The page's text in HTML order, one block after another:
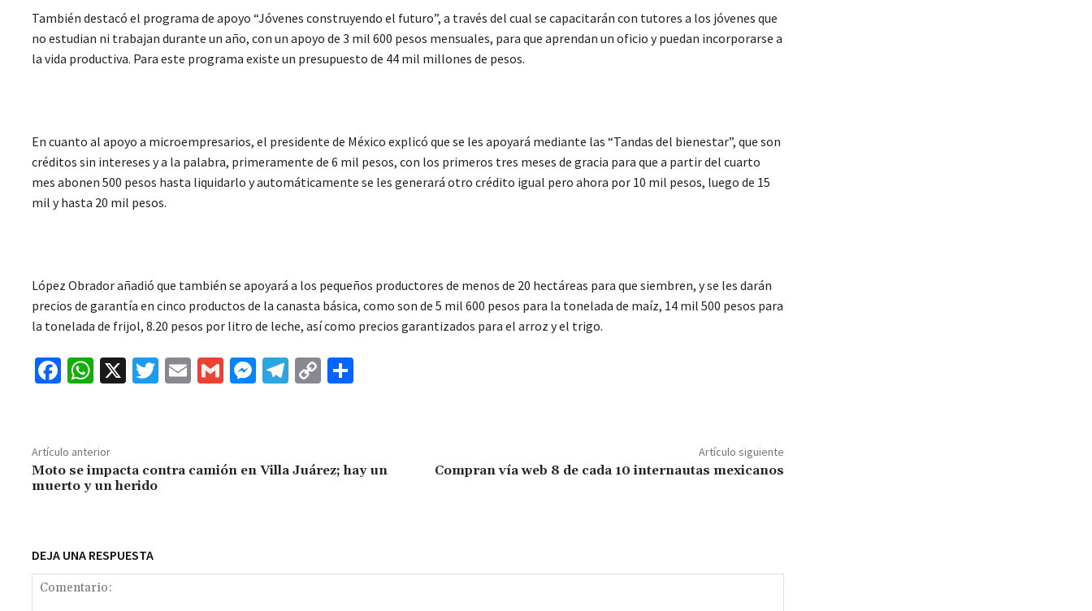
También destacó el programa de apoyo “Jóvenes construyendo el futuro”, a través del cual se capacitarán con tutores a los jóvenes que
no estudian ni trabajan durante un año, con un apoyo de 3 mil 600 pesos mensuales, para que aprendan un oficio y puedan incorporarse a
la vida productiva. Para este programa existe un presupuesto de 44 mil millones de pesos.
En cuanto al apoyo a microempresarios, el presidente de México explicó que se les apoyará mediante las “Tandas del bienestar”, que son
créditos sin intereses y a la palabra, primeramente de 6 mil pesos, con los primeros tres meses de gracia para que a partir del cuarto
mes abonen 500 pesos hasta liquidarlo y automáticamente se les generará otro crédito igual pero ahora por 10 mil pesos, luego de 15
mil y hasta 20 mil pesos.
López Obrador añadió que también se apoyará a los pequeños productores de menos de 20 hectáreas para que siembren, y se les darán
precios de garantía en cinco productos de la canasta básica, como son de 5 mil 600 pesos para la tonelada de maíz, 14 mil 500 pesos para
la tonelada de frijol, 8.20 pesos por litro de leche, así como precios garantizados para el arroz y el trigo.
Fa
o
o
k
W
sA
p
p
X
T
E
G
M
ge
Te
m
C
Li ar
Artículo anterior
Moto se impacta contra camión en Villa Juárez; hay un
muerto y un herido
Artículo siguiente
Compran vía web 8 de cada 10 internautas mexicanos
DEJA UNA RESPUESTA